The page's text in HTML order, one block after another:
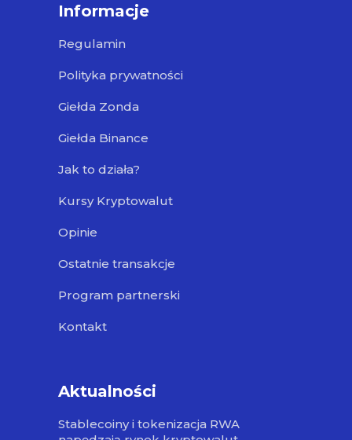
Informacje
Regulamin
Polityka prywatności
Giełda Zonda
Giełda Binance
Jak to działa?
Kursy Kryptowalut
Opinie
Ostatnie transakcje
Program partnerski
Kontakt
Aktualności
Stablecoiny i tokenizacja RWA